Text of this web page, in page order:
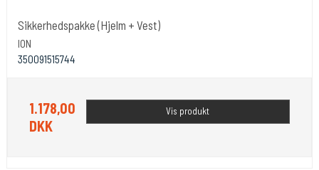
Sikkerhedspakke (Hjelm + Vest)
ION
350091515744
1.178,00
DKK
Vis produkt